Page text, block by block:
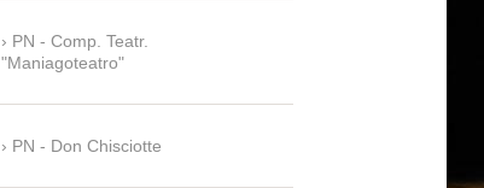
PN - Comp. Teatr.
"Maniagoteatro"
PN - Don Chisciotte